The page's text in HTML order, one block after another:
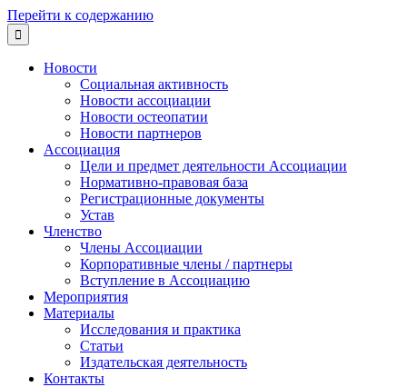
Перейти к содержанию

Новости
Социальная активность
Новости ассоциации
Новости остеопатии
Новости партнеров
Ассоциация
Цели и предмет деятельности Ассоциации
Нормативно-правовая база
Регистрационные документы
Устав
Членство
Члены Ассоциации
Корпоративные члены / партнеры
Вступление в Ассоциацию
Мероприятия
Материалы
Исследования и практика
Статьи
Издательская деятельность
Контакты